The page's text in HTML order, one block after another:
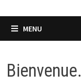
MENU
Bienvenue.